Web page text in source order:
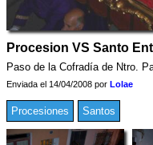
Procesion VS Santo
Paso de la Cofradía de Ntro.
Enviada el 14/04/2008 por Lolae
Procesiones Santos